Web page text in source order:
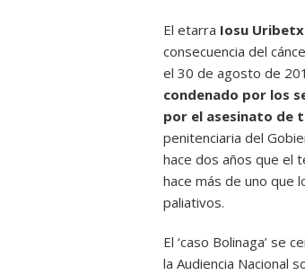
El etarra Iosu
consecuencia del
el 30 de agosto de
condenado por los
por el asesinato de
penitenciaria del
hace dos años que el
hace más de uno que
paliativos.
El ‘caso Bolinaga’ se
la Audiencia Nacional